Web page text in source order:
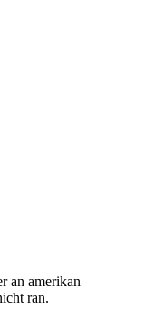
an amerikan
ran.